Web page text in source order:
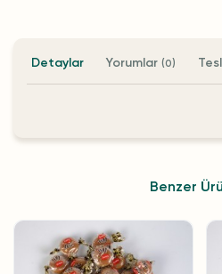
Detaylar Yorumlar (0)
Benzer